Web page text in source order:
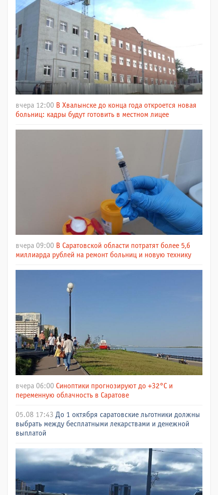
вчера 12:00 В Хвалынске до конца года откроется новая
больниц: кадры будут готовить в местном лицее
вчера 09:00 В Саратовской области потратят более 5,6
миллиарда рублей на ремонт больниц и новую технику
вчера 06:00 Синоптики прогнозируют до +32°C и
переменную облачность в Саратове
05.08 17:43 До 1 октября саратовские льготники должны
выбрать между бесплатными лекарствами и денежной
выплатой